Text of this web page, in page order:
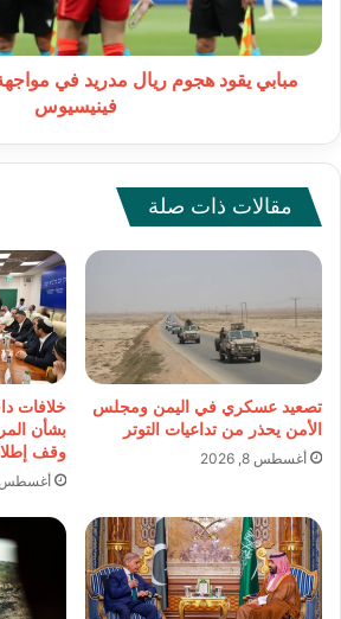
ليفربول
بعد
إصابةمبابي يقود هجوم ريال مدريد في
فينيسيوس
مقالات ذات صلة
تصعيد عسكري في اليمن ومجلس
الأمن يحذر من تداعيات التوتر
أغسطس 8, 2026
خلافات
بشأن
وقف
أغسطس 7, 2026